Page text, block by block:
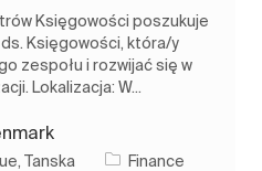
Księgowości poszukuje
Księgowości, która/y
zespołu i rozwijać się w
Lokalizacja: W...
Tanska
Finance